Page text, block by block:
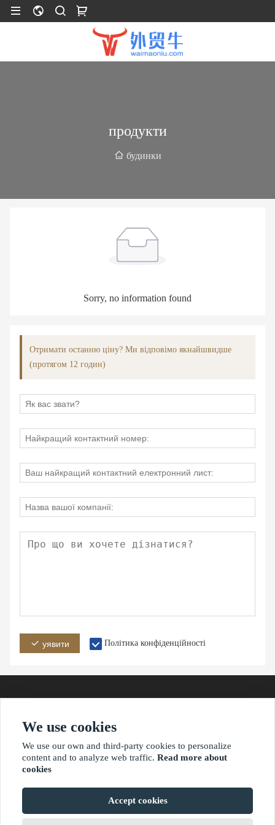
продукти
будинки
Sorry, no information found
Отримати останню ціну? Ми відповімо якнайшвидше
(протягом 12 годин)
уявити Політика конфіденційності
адреса Електроннапошта
?2021 waimaoniu.net
We use cookies
We use our own and third-party cookies to personalize
content and to analyze web traffic. Read more about
cookies
Accept cookies